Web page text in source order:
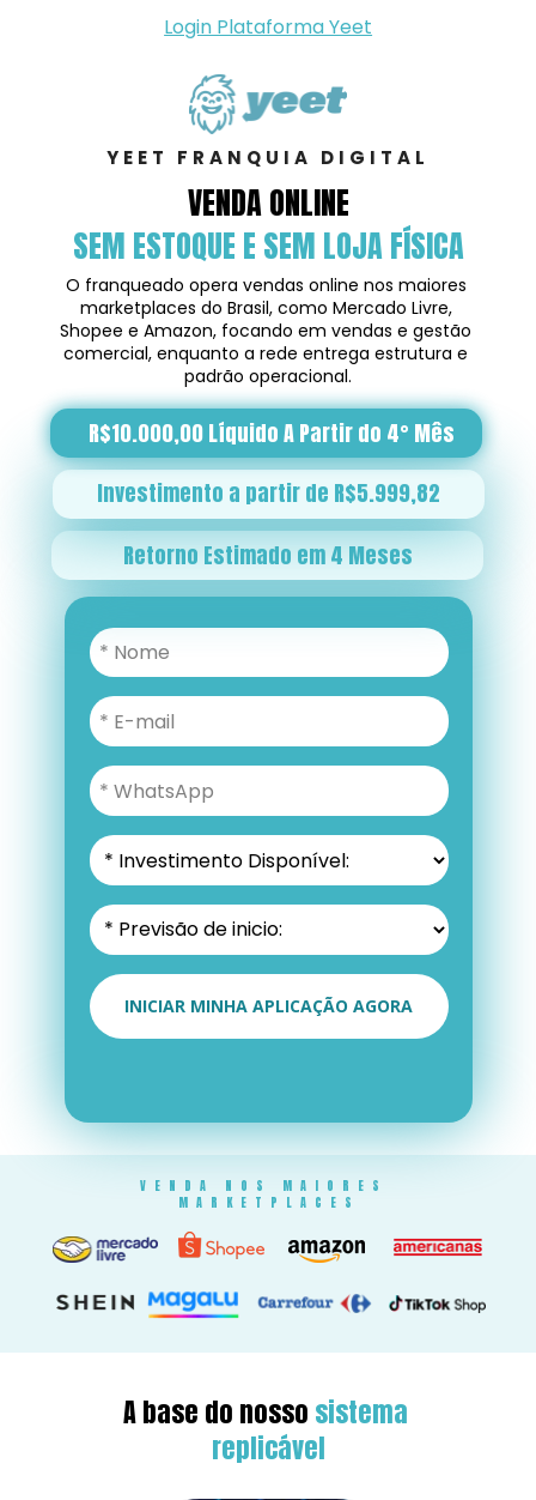
Login Plataforma Yeet
YEET FRANQUIA DIGITAL
VENDA ONLINE
SEM ESTOQUE E SEM LOJA FÍSICA
INICIAR MINHA APLICAÇÃO AGORA
O franqueado opera vendas online nos maiores
marketplaces do Brasil, como Mercado Livre,
Shopee e Amazon, focando em vendas e gestão
comercial, enquanto a rede entrega estrutura e
padrão operacional.
R$10.000,00 Líquido A Partir do 4° Mês
Retorno Estimado em 4 Meses
Investimento a partir de R$5.999,82
VENDA NOS MAIORES
MARKETPLACES
A base do nosso sistema
replicável